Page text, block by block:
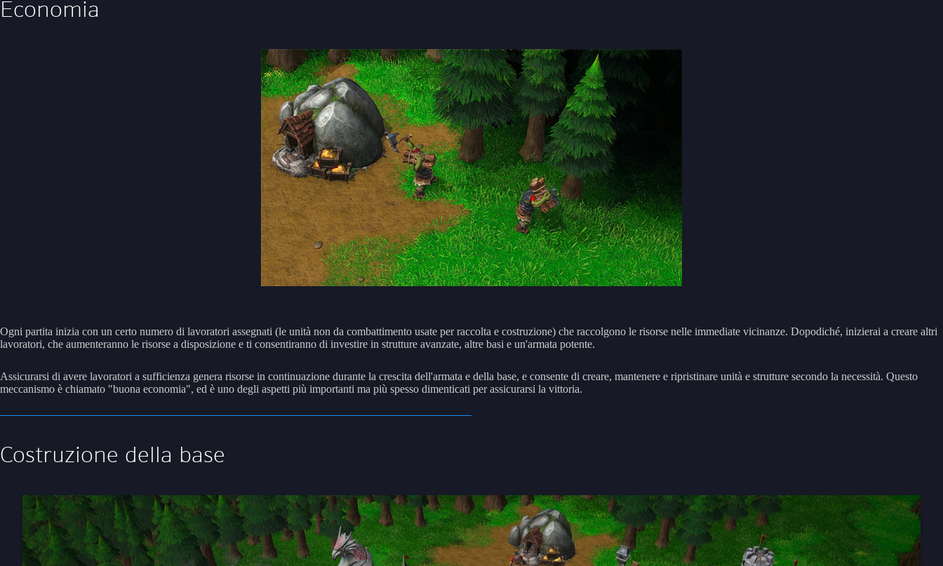
Economia
Ogni partita inizia con un certo numero di lavoratori assegnati (le unità non da combattimento usate per raccolta e costruzione) che raccolgono le risorse nelle immediate vicinanze. Dopodiché, inizierai a creare altri
lavoratori, che aumenteranno le risorse a disposizione e ti consentiranno di investire in strutture avanzate, altre basi e un'armata potente.
Assicurarsi di avere lavoratori a sufficienza genera risorse in continuazione durante la crescita dell'armata e della base, e consente di creare, mantenere e ripristinare unità e strutture secondo la necessità. Questo
meccanismo è chiamato "buona economia", ed è uno degli aspetti più importanti ma più spesso dimenticati per assicurarsi la vittoria.
Costruzione della base